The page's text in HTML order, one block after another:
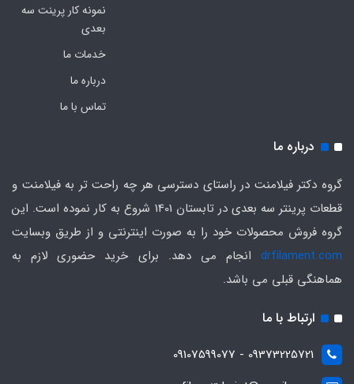
نمونه کار پرینت سه
بعدی
خدمات ما
درباره ما
تماس با ما
درباره ما
گروه دکتر فیلامنت در راستای دسترسی هر چه راحت تر به فیلامنت و
قطعات پرینتر سه بعدی در تابستان 1401 شروع به کار نموده است. این
گروه فروش محصولات خود را به صورت اینترنتی و از طریق وبسایت
drfilament.com انجام می دهد. برای خرید حضوری لازم به
هماهنگی قبلی می باشد.
ارتباط با ما
09373225721 - 09107599077